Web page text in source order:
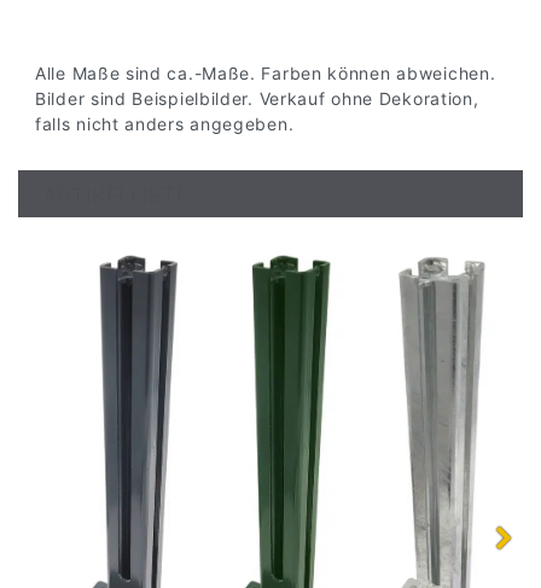
Alle Maße sind ca.-Maße. Farben können abweichen.
Bilder sind Beispielbilder. Verkauf ohne Dekoration,
falls nicht anders angegeben.